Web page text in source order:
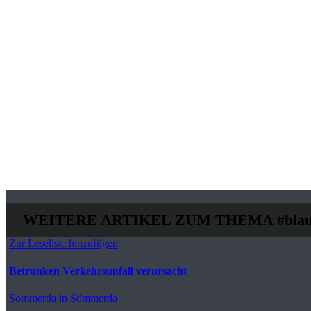
WEITERE ARTIKEL ZUM THEMA
Zur Leseliste hinzufügen
Betrunken Verkehrsunfall verursacht
Sömmerda in Sömmerda